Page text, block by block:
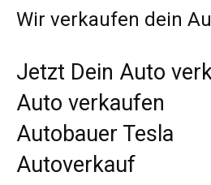
Wir verkaufen dein
Jetzt Dein Auto
Auto verkaufen
Autobauer Tesla
Autoverkauf